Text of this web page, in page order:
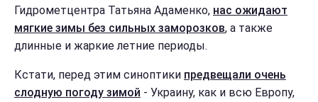
Гидрометцентра Татьяна Адаменко, нас ожидают
мягкие зимы без сильных заморозков, а также
длинные и жаркие летние периоды.
Кстати, перед этим синоптики предвещали очень
слодную погоду зимой - Украину, как и всю Европу,